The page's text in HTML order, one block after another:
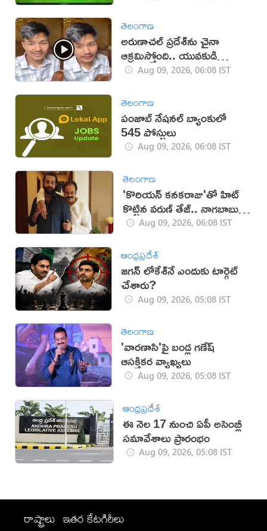
తెలంగాణ
అరుణాచల్‌ ప్రదేశ్‌ను చైనా
ఆక్రమిస్తోంది.. యువకుడి
వీడియో వైరల్
Aug 09, 2026, 06:08 IST
తెలంగాణ
పంజాబ్ నేషనల్ బ్యాంకులో
545 పోస్టులు
Aug 09, 2026, 06:08 IST
తెలంగాణ
'కొరియన్ కనకరాజు'తో హిట్
కొట్టిన వరుణ్ తేజ్.. నాగబాబు
ఎమోషనల్ పోస్ట్
Aug 09, 2026, 06:08 IST
ఆంధ్రప్రదేశ్
జగన్ లోకేశ్‌నే ఎందుకు టార్గెట్
చేశారు?
Aug 09, 2026, 05:08 IST
తెలంగాణ
'వారణాసి'పై బండ్ల గణేష్
ఆసక్తికర వ్యాఖ్యలు
Aug 09, 2026, 05:08 IST
ఆంధ్రప్రదేశ్
ఈ నెల 17 నుంచి ఏపీ అసెంబ్లీ
సమావేశాలు ప్రారంభం
Aug 09, 2026, 05:08 IST
రాష్ట్రాలు ఇతర కేటగిరీలు